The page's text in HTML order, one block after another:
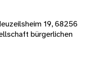
19, 68256
bürgerlichen